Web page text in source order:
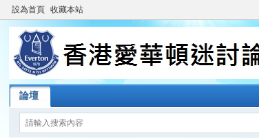
設為首頁 收藏本站
論壇